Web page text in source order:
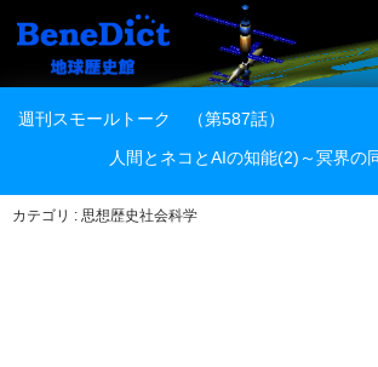
週刊スモールトーク （第587話）
人間とネコとAIの知能(2)～冥界の
カテゴリ : 思想歴史社会科学